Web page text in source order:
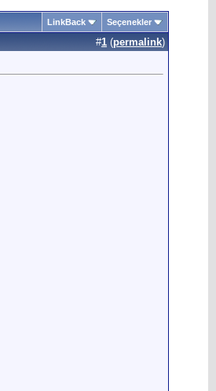
LinkBack Seçenekler
#1 (permalink)